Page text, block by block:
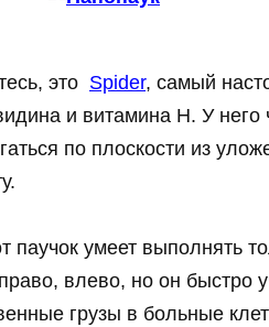
это Spider, самый
и витамина H. У него
по плоскости из
паучок умеет выполнять
влево, но он быстро
грузы в больные